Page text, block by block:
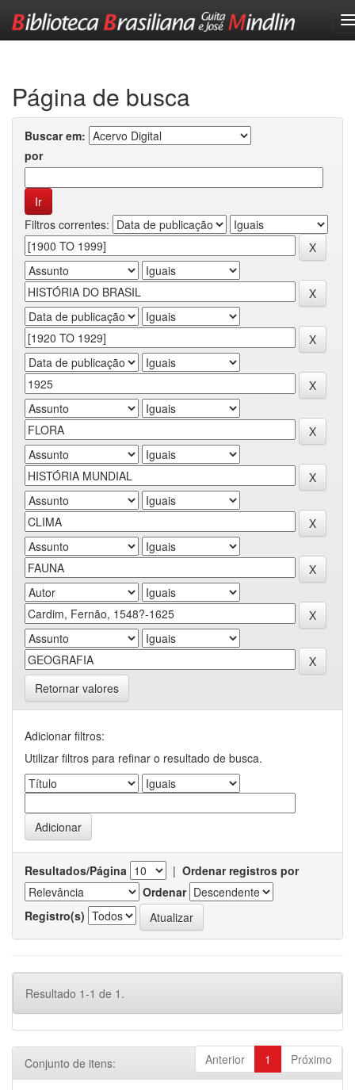
Página de busca
Buscar em:
por
Filtros correntes:
Retornar valores
Adicionar filtros:
Utilizar filtros para refinar o resultado de busca.
Resultados/Página | Ordenar registros por
Ordenar
Registro(s)
Resultado 1-1 de 1.
Anterior 1 Próximo
Conjunto de itens: